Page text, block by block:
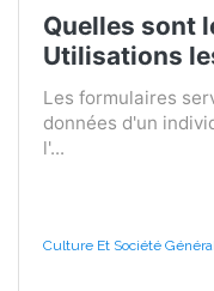
Quelles sont
Utilisations
Les formulaires
données d'un
l'...
Culture Et Société